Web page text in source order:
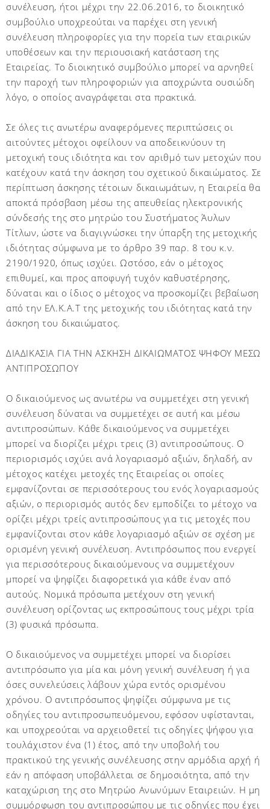
συνέλευση, ήτοι μέχρι την 22.06.2016, το διοικητικό
συμβούλιο υποχρεούται να παρέχει στη γενική
συνέλευση πληροφορίες για την πορεία των εταιρικών
υποθέσεων και την περιουσιακή κατάσταση της
Εταιρείας. Το διοικητικό συμβούλιο μπορεί να αρνηθεί
την παροχή των πληροφοριών για αποχρώντα ουσιώδη
λόγο, ο οποίος αναγράφεται στα πρακτικά.
Σε όλες τις ανωτέρω αναφερόμενες περιπτώσεις οι
αιτούντες μέτοχοι οφείλουν να αποδεικνύουν τη
μετοχική τους ιδιότητα και τον αριθμό των μετοχών που
κατέχουν κατά την άσκηση του σχετικού δικαιώματος. Σε
περίπτωση άσκησης τέτοιων δικαιωμάτων, η Εταιρεία θα
αποκτά πρόσβαση μέσω της απευθείας ηλεκτρονικής
σύνδεσής της στο μητρώο του Συστήματος Άυλων
Τίτλων, ώστε να διαγιγνώσκει την ύπαρξη της μετοχικής
ιδιότητας σύμφωνα με το άρθρο 39 παρ. 8 του κ.ν.
2190/1920, όπως ισχύει. Ωστόσο, εάν ο μέτοχος
επιθυμεί, και προς αποφυγή τυχόν καθυστέρησης,
δύναται και ο ίδιος ο μέτοχος να προσκομίζει βεβαίωση
από την ΕΛ.Κ.Α.Τ της μετοχικής του ιδιότητας κατά την
άσκηση του δικαιώματος.
ΔΙΑΔΙΚΑΣΙΑ ΓΙΑ ΤΗΝ ΑΣΚΗΣΗ ΔΙΚΑΙΩΜΑΤΟΣ ΨΗΦΟΥ ΜΕΣΩ
ΑΝΤΙΠΡΟΣΩΠΟΥ
Ο δικαιούμενος ως ανωτέρω να συμμετέχει στη γενική
συνέλευση δύναται να συμμετέχει σε αυτή και μέσω
αντιπροσώπων. Κάθε δικαιούμενος να συμμετέχει
μπορεί να διορίζει μέχρι τρεις (3) αντιπροσώπους. Ο
περιορισμός ισχύει ανά λογαριασμό αξιών, δηλαδή, αν
μέτοχος κατέχει μετοχές της Εταιρείας οι οποίες
εμφανίζονται σε περισσότερους του ενός λογαριασμούς
αξιών, ο περιορισμός αυτός δεν εμποδίζει το μέτοχο να
ορίζει μέχρι τρείς αντιπροσώπους για τις μετοχές που
εμφανίζονται στον κάθε λογαριασμό αξιών σε σχέση με
ορισμένη γενική συνέλευση. Αντιπρόσωπος που ενεργεί
για περισσότερους δικαιούμενους να συμμετέχουν
μπορεί να ψηφίζει διαφορετικά για κάθε έναν από
αυτούς. Νομικά πρόσωπα μετέχουν στη γενική
συνέλευση ορίζοντας ως εκπροσώπους τους μέχρι τρία
(3) φυσικά πρόσωπα.
Ο δικαιούμενος να συμμετέχει μπορεί να διορίσει
αντιπρόσωπο για μία και μόνη γενική συνέλευση ή για
όσες συνελεύσεις λάβουν χώρα εντός ορισμένου
χρόνου. Ο αντιπρόσωπος ψηφίζει σύμφωνα με τις
οδηγίες του αντιπροσωπευόμενου, εφόσον υφίστανται,
και υποχρεούται να αρχειοθετεί τις οδηγίες ψήφου για
τουλάχιστον ένα (1) έτος, από την υποβολή του
πρακτικού της γενικής συνέλευσης στην αρμόδια αρχή ή
εάν η απόφαση υποβάλλεται σε δημοσιότητα, από την
καταχώριση της στο Μητρώο Ανωνύμων Εταιρειών. Η μη
συμμόρφωση του αντιπροσώπου με τις οδηγίες που έχει